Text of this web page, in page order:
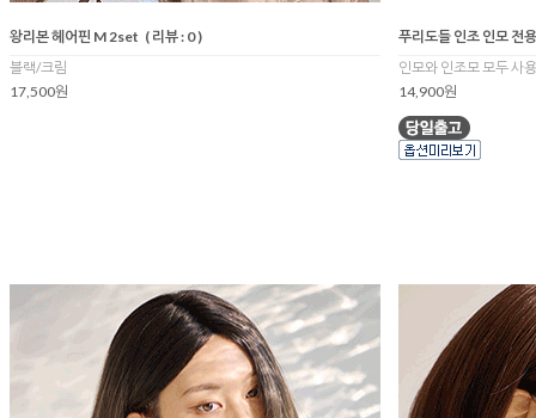
왕리본 헤어핀 M 2set ( 리뷰 : 0 )
블랙/크림
17,500원
푸리도들 인조 인모 전
인모와 인조모 모두 사
14,900원